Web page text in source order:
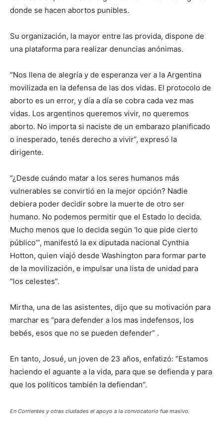
donde se hacen abortos punibles.
Su organización, la mayor entre las provida, dispone de
una plataforma para realizar denuncias anónimas.
“Nos llena de alegría y de esperanza ver a la Argentina
movilizada en la defensa de las dos vidas. El protocolo de
aborto es un error, y día a día se cobra cada vez mas
vidas. Los argentinos queremos vivir, no queremos
aborto. No importa si naciste de un embarazo planificado
o inesperado, tenés derecho a vivir”, expresó la
dirigente.
“¿Desde cuándo matar a los seres humanos más
vulnerables se convirtió en la mejor opción? Nadie
debiera poder decidir sobre la muerte de otro ser
humano. No podemos permitir que el Estado lo decida.
Mucho menos que lo decida según ‘lo que pide cierto
público’”, manifestó la ex diputada nacional Cynthia
Hotton, quien viajó desde Washington para formar parte
de la movilización, e impulsar una lista de unidad para
“los celestes”.
Mirtha, una de las asistentes, dijo que su motivación para
marchar es “para defender a los mas indefensos, los
bebés, esos que no se pueden defender” .
En tanto, Josué, un joven de 23 años, enfatizó: “Estamos
haciendo el aguante a la vida, para que se defienda y para
que los políticos también la defiendan”.
En Corrientes y otras ciudades el apoyo a la convocatorio fue masivo.